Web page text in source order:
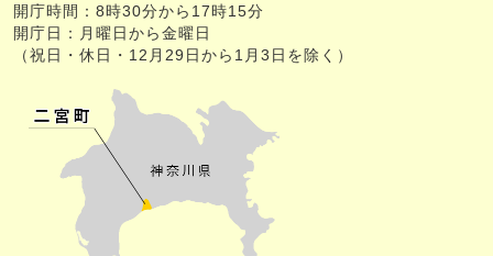
開庁時間：8時30分から17時15分
開庁日：月曜日から金曜日
（祝日・休日・12月29日から1月3日を除く）